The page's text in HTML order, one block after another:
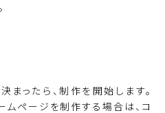
まったら、制作を開始します。
ページを制作する場合は、コ